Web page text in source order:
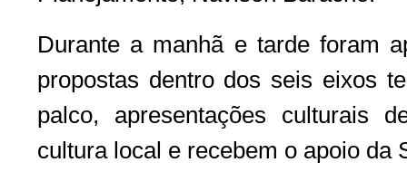
Durante a manhã e tarde foram
propostas dentro dos seis eixos
palco, apresentações culturais
cultura local e recebem o apoio da